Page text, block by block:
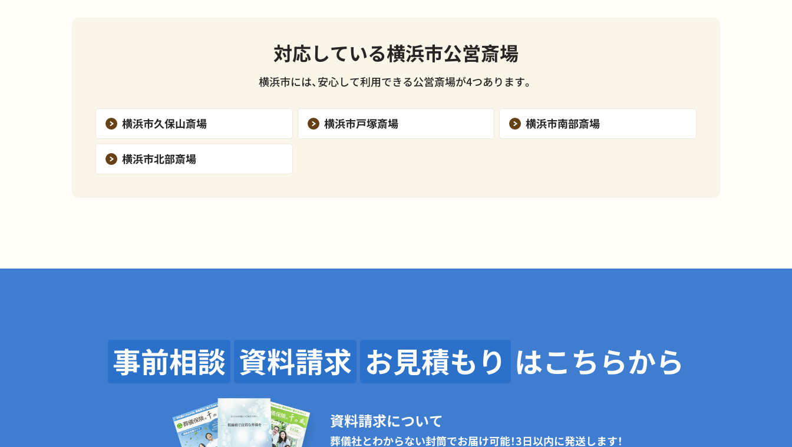
対応している横浜市公営斎場
横浜市には、安心して利用できる公営斎場が4つあります。
横浜市久保山斎場 横浜市戸塚斎場 横浜市南部斎場
横浜市北部斎場
事前相談 資料請求 お見積もり はこちらから
資料請求について
葬儀社とわからない封筒でお届け可能！3日以内に発送します！